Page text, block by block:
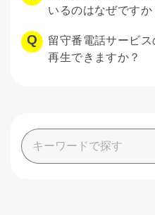
いるのはなぜですか
留守番電話サービス
再生できますか？